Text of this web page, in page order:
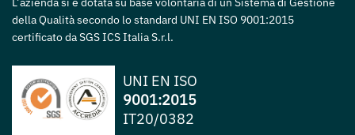
della Qualità secondo lo standard UNI EN ISO 9001:2015
certificato da SGS ICS Italia S.r.l.
UNI EN ISO
9001:2015
IT20/0382